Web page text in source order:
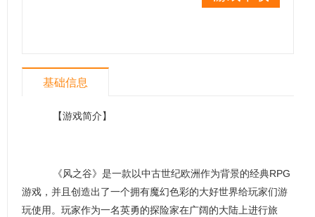
基础信息
【游戏简介】
《风之谷》是一款以中古世纪欧洲作为背景的经典RPG
游戏，并且创造出了一个拥有魔幻色彩的大好世界给玩家们游
玩使用。玩家作为一名英勇的探险家在广阔的大陆上进行旅